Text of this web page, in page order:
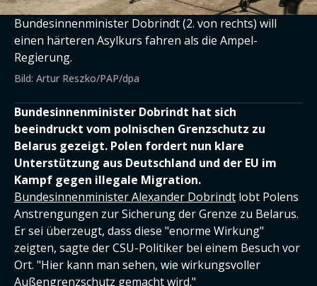
Bundesinnenminister Dobrindt (2. von rechts) will
einen härteren Asylkurs fahren als die Ampel-
Regierung.
Bild: Artur Reszko/PAP/dpa
Bundesinnenminister Dobrindt hat sich
beeindruckt vom polnischen Grenzschutz zu
Belarus gezeigt. Polen fordert nun klare
Unterstützung aus Deutschland und der EU im
Kampf gegen illegale Migration.
Bundesinnenminister Alexander Dobrindt lobt Polens
Anstrengungen zur Sicherung der Grenze zu Belarus.
Er sei überzeugt, dass diese "enorme Wirkung"
zeigten, sagte der CSU-Politiker bei einem Besuch vor
Ort. "Hier kann man sehen, wie wirkungsvoller
Außengrenzschutz gemacht wird."